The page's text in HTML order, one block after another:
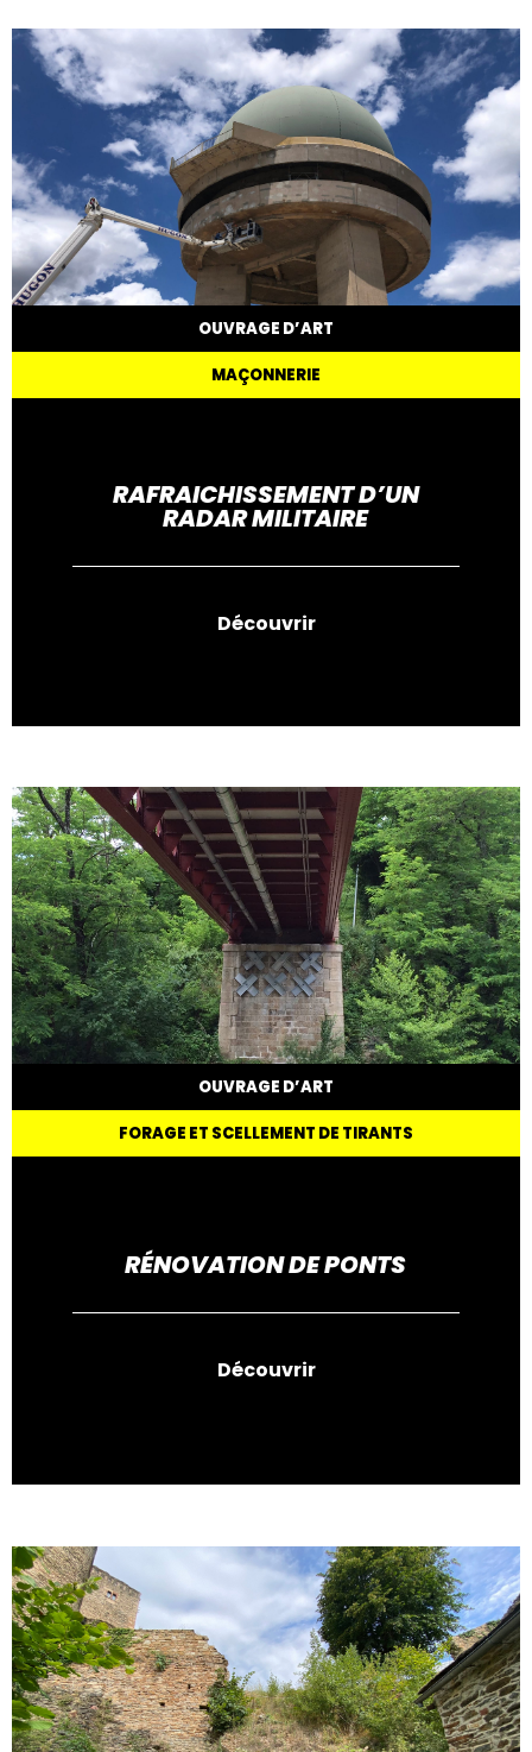
OUVRAGE D’ART
MAÇONNERIE
RAFRAICHISSEMENT D’UN
RADAR MILITAIRE
Découvrir
OUVRAGE D’ART
FORAGE ET SCELLEMENT DE TIRANTS
RÉNOVATION DE PONTS
Découvrir